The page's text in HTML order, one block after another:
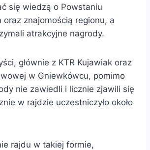
się wiedzą o Powstaniu
oraz znajomością regionu, a
atrakcyjne nagrody.
głównie z KTR Kujawiak oraz
w Gniewkówcu, pomimo
nie zawiedli i licznie zjawili się
w rajdzie uczestniczyło około
rajdu w takiej formie,